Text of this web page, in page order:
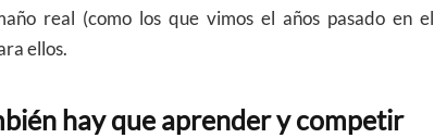
real (como los que vimos el años pasado en el
ellos.
hay que aprender y competir